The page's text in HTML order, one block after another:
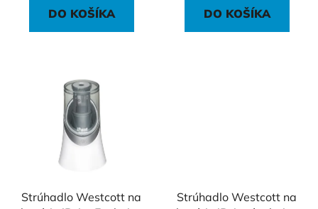
DO KOŠÍKA DO KOŠÍKA
Strúhadlo Westcott na
Strúhadlo Westcott na